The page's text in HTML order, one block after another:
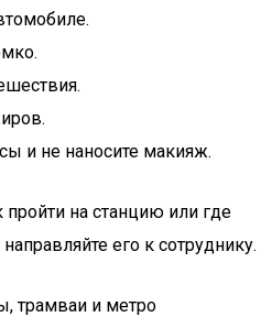
и не наносите макияж.
пройти на станцию или где
его к сотруднику.
трамваи и метро